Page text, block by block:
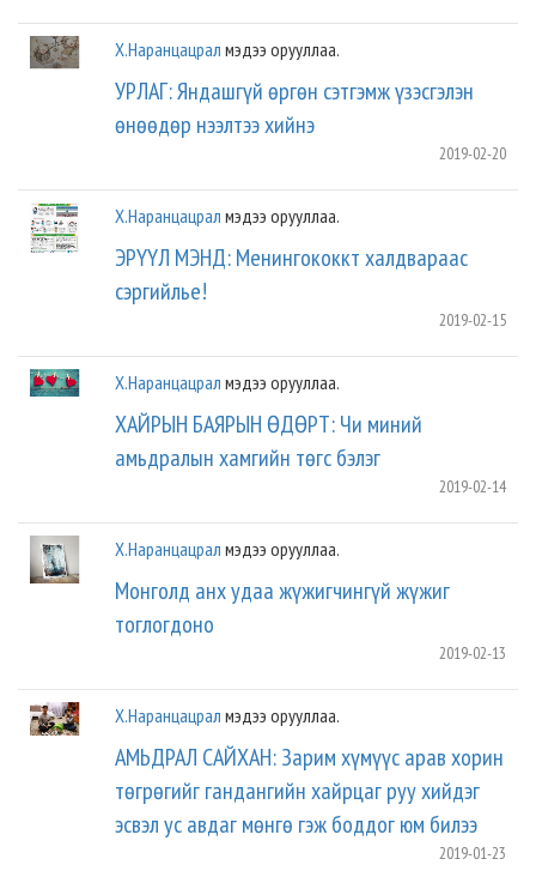
Х.Наранцацрал мэдээ орууллаа.
УРЛАГ: Яндашгүй өргөн сэтгэмж үзэсгэлэн
өнөөдөр нээлтээ хийнэ
2019-02-20
Х.Наранцацрал мэдээ орууллаа.
ЭРҮҮЛ МЭНД: Менингококкт халдвараас
сэргийлье!
2019-02-15
Х.Наранцацрал мэдээ орууллаа.
ХАЙРЫН БАЯРЫН ӨДӨРТ: Чи миний
амьдралын хамгийн төгс бэлэг
2019-02-14
Х.Наранцацрал мэдээ орууллаа.
Монголд анх удаа жүжигчингүй жүжиг
тоглогдоно
2019-02-13
Х.Наранцацрал мэдээ орууллаа.
АМЬДРАЛ САЙХАН: Зарим хүмүүс арав хорин
төгрөгийг гандангийн хайрцаг руу хийдэг
эсвэл ус авдаг мөнгө гэж боддог юм билээ
2019-01-23